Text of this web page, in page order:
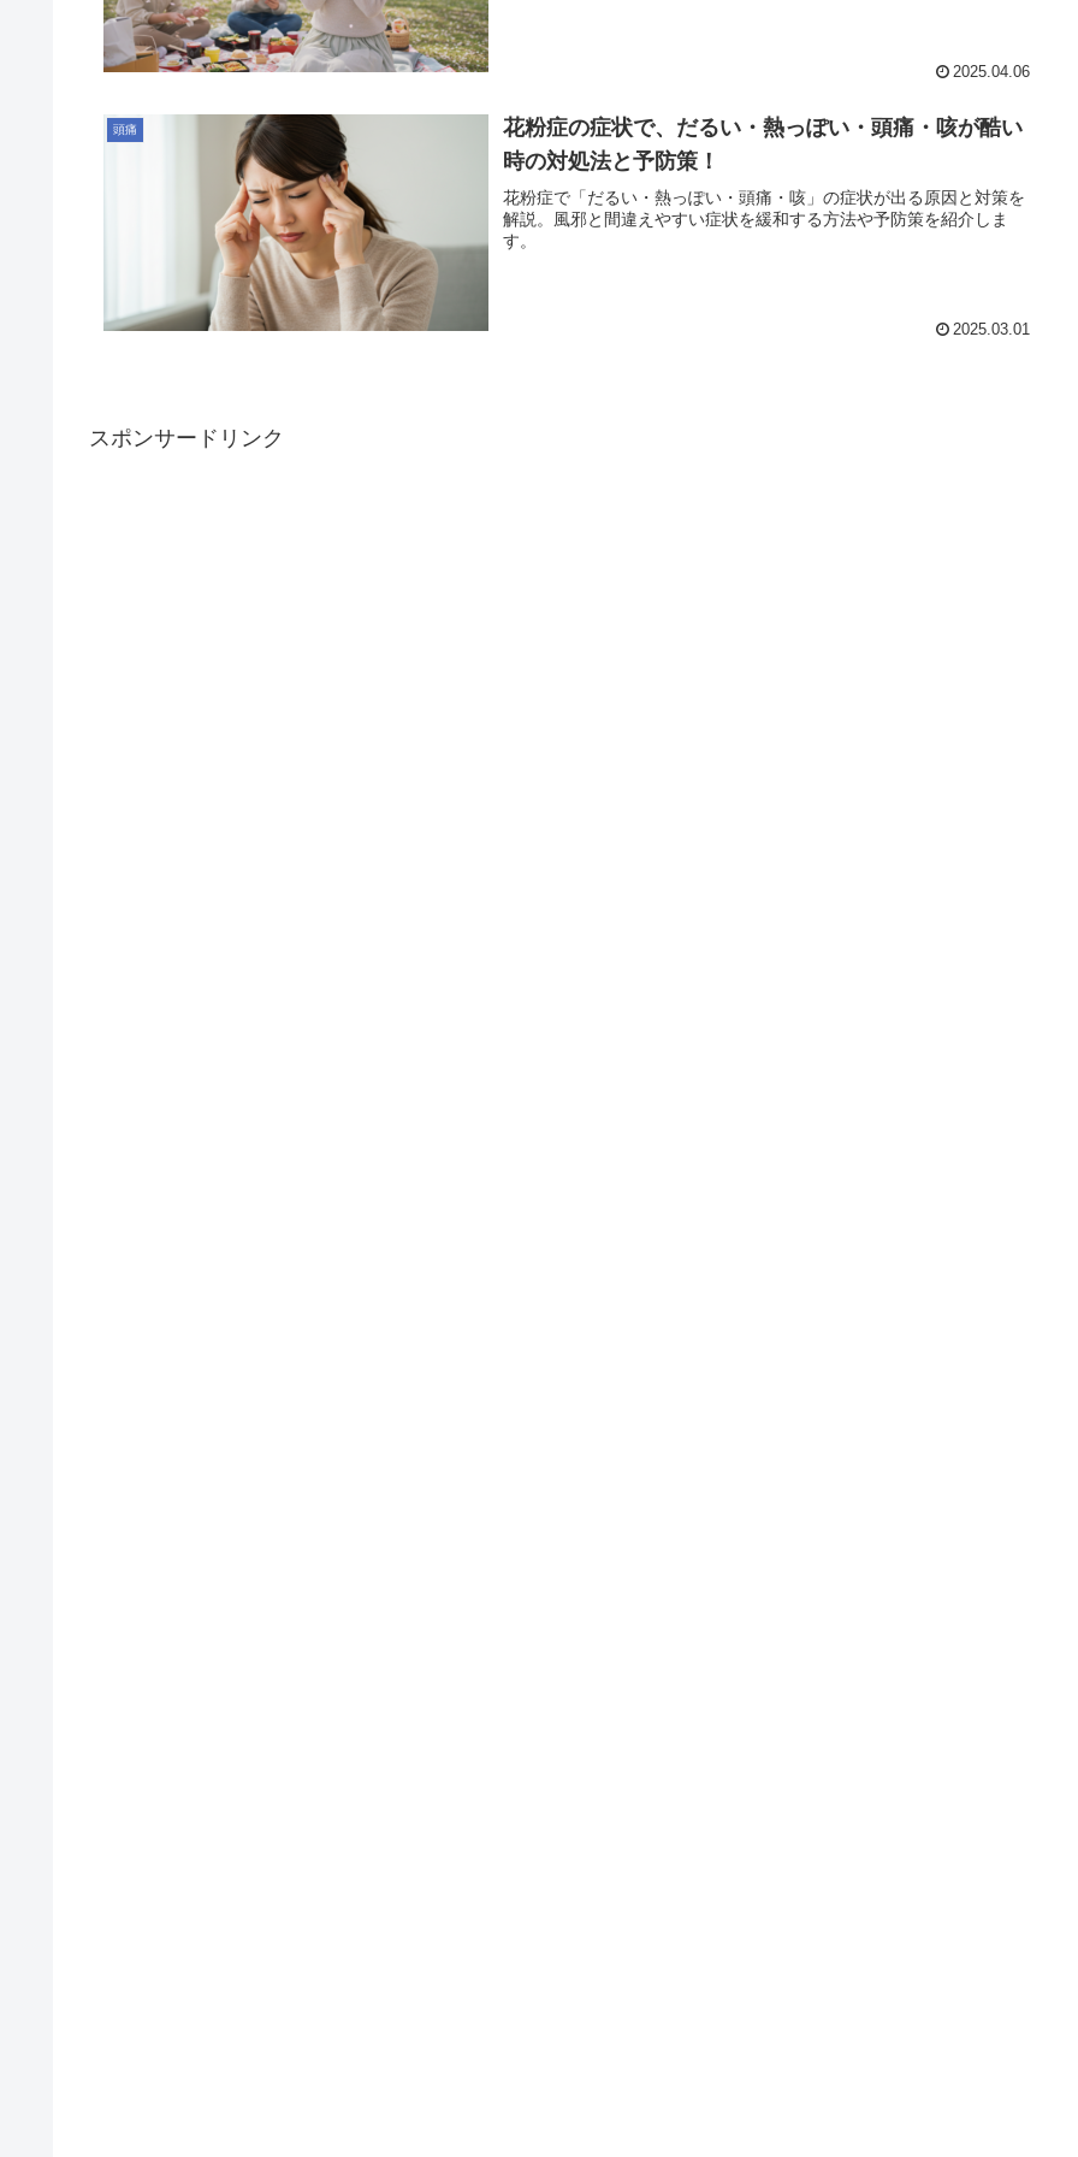
2025.04.06
頭痛
花粉症の症状で、だるい・熱っぽい・頭痛・咳が酷い
時の対処法と予防策！
花粉症で「だるい・熱っぽい・頭痛・咳」の症状が出る原因と対策を
解説。風邪と間違えやすい症状を緩和する方法や予防策を紹介しま
す。
2025.03.01
スポンサードリンク